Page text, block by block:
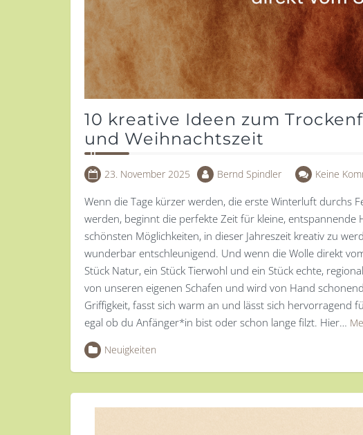
10 kreative Ideen zum
und Weihnachtszeit
23. November 2025 Bernd Spindler Keine
Wenn die Tage kürzer werden, die erste Winterluft durchs
werden, beginnt die perfekte Zeit für kleine, entspannende
schönsten Möglichkeiten, in dieser Jahreszeit kreativ zu
wunderbar entschleunigend. Und wenn die Wolle direkt
Stück Natur, ein Stück Tierwohl und ein Stück echte,
von unseren eigenen Schafen und wird von Hand
Griffigkeit, fasst sich warm an und lässt sich hervorragend
egal ob du Anfänger*in bist oder schon lange filzt. Hier…
Neuigkeiten